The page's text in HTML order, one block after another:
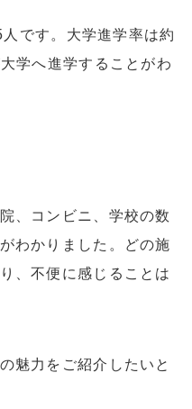
です。大学進学率は約
学へ進学することがわ
、コンビニ、学校の数
わかりました。どの施
、不便に感じることは
魅力をご紹介したいと